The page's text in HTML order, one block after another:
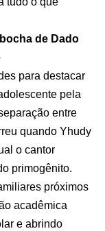
de Dado
para destacar
pela
entre
quando Yhudy
o cantor
primogênito.
próximos
acadêmica
e abrindo